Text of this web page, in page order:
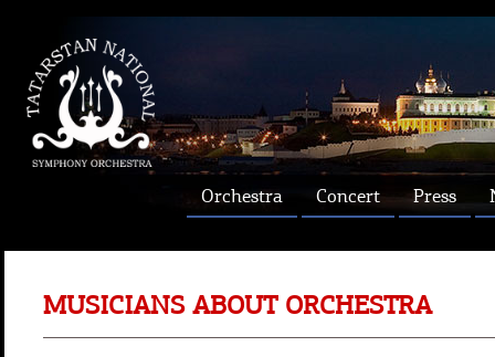
Orchestra Concert Press
MUSICIANS ABOUT ORCHESTRA